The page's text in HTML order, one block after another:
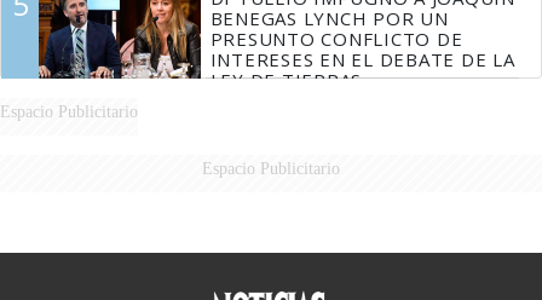
BENEGAS LYNCH POR UN
PRESUNTO CONFLICTO DE
INTERESES EN EL DEBATE DE LA
LEY DE TIERRAS
Espacio Publicitario
Espacio Publicitario